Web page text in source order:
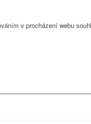
v procházení webu